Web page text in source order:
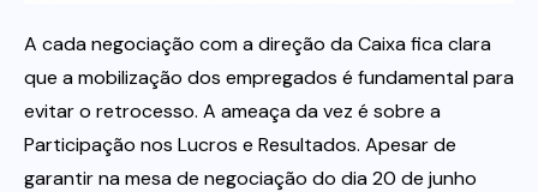
Financeiras e Cooperativas
A cada negociação com a direção da Caixa fica clara
que a mobilização dos empregados é fundamental para
evitar o retrocesso. A ameaça da vez é sobre a
Participação nos Lucros e Resultados. Apesar de
garantir na mesa de negociação do dia 20 de junho